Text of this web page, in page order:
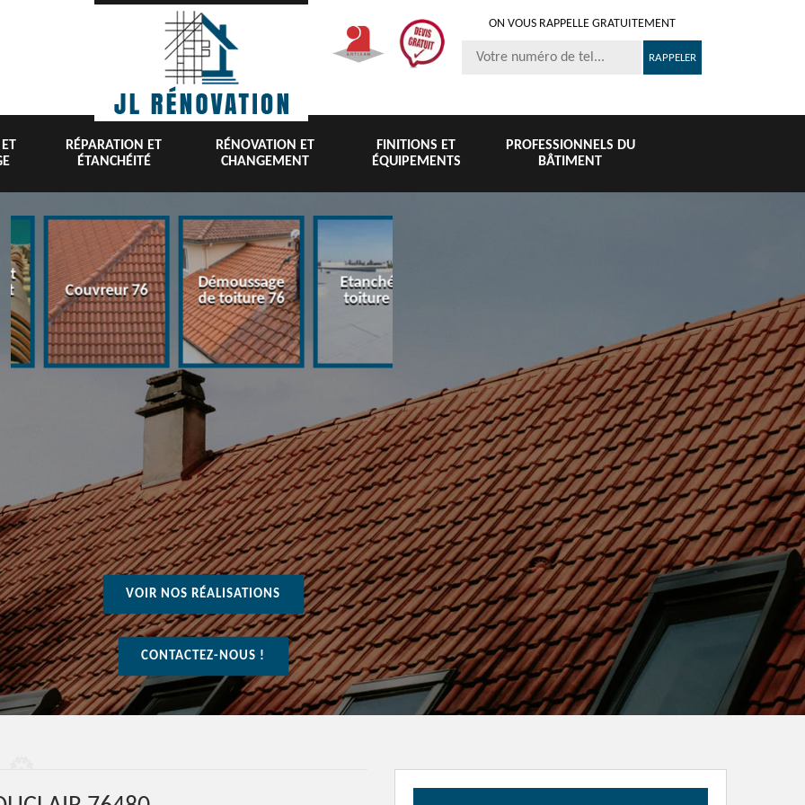
ON VOUS RAPPELLE GRATUITEMENT
RÉPARATION ET
ÉTANCHÉITÉ
RÉNOVATION ET
CHANGEMENT
FINITIONS ET
ÉQUIPEMENTS
PROFESSIONNELS DU
BÂTIMENT
Couvreur 76
Démoussage
de toiture 76
Etanchéité
toiture 76
tuile et
76
VOIR NOS RÉALISATIONS
CONTACTEZ-NOUS !